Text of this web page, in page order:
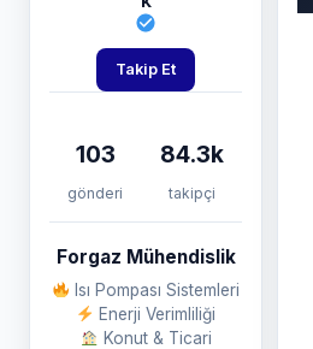
Takip Et
103
gönderi
84.3k
takipçi
Forgaz Mühendislik
Isı Pompası Sistemleri
Enerji Verimliliği
Konut & Ticari